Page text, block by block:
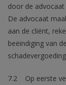
door de
De advocaat
aan de cliënt,
beëindiging van
7.2 Op eerste